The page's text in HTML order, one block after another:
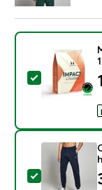
Select this
Select this